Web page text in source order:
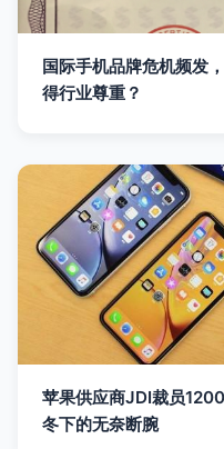
国际手机品牌危机频发
得行业尊重？
苹果供应商JDI裁员
冬下的无奈断腕